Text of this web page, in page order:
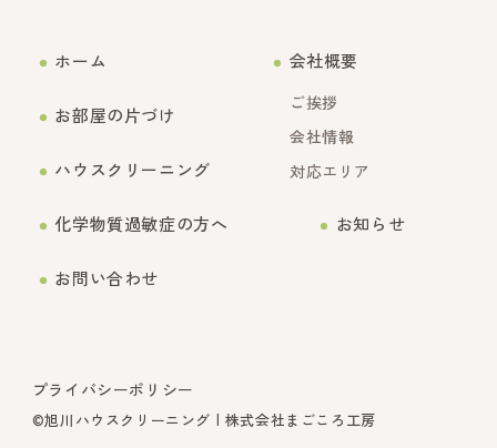
ホーム
お部屋の片づけ
ハウスクリーニング
会社概要
ご挨拶
会社情報
対応エリア
化学物質過敏症の方へ お知らせ
お問い合わせ
プライバシーポリシー
©旭川ハウスクリーニング | 株式会社まごころ工房